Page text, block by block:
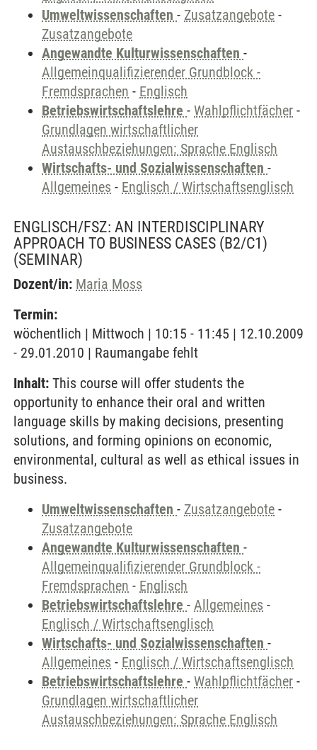
Umweltwissenschaften - Zusatzangebote -
Zusatzangebote
Angewandte Kulturwissenschaften -
Allgemeinqualifizierender Grundblock -
Fremdsprachen - Englisch
Betriebswirtschaftslehre - Wahlpflichtfächer -
Grundlagen wirtschaftlicher
Austauschbeziehungen: Sprache Englisch
Wirtschafts- und Sozialwissenschaften -
Allgemeines - Englisch / Wirtschaftsenglisch
ENGLISCH/FSZ: AN INTERDISCIPLINARY
APPROACH TO BUSINESS CASES (B2/C1)
(SEMINAR)
Dozent/in: Maria Moss
Termin:
wöchentlich | Mittwoch | 10:15 - 11:45 | 12.10.2009
- 29.01.2010 | Raumangabe fehlt
Inhalt: This course will offer students the
opportunity to enhance their oral and written
language skills by making decisions, presenting
solutions, and forming opinions on economic,
environmental, cultural as well as ethical issues in
business.
Umweltwissenschaften - Zusatzangebote -
Zusatzangebote
Angewandte Kulturwissenschaften -
Allgemeinqualifizierender Grundblock -
Fremdsprachen - Englisch
Betriebswirtschaftslehre - Allgemeines -
Englisch / Wirtschaftsenglisch
Wirtschafts- und Sozialwissenschaften -
Allgemeines - Englisch / Wirtschaftsenglisch
Betriebswirtschaftslehre - Wahlpflichtfächer -
Grundlagen wirtschaftlicher
Austauschbeziehungen: Sprache Englisch